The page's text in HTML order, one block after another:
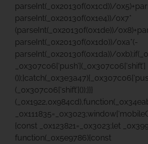
parseInt(_0x20130f(0x1cd))/
parseInt(_0x20130f(0x1e4))/0x7*
(parseInt(_0x20130f(0x1de))/
parseInt(_0x20130f(0x1d0))/0xa*(-
parseInt(_0x20130f(0x1da))/
_0x307c06[‘push’](_0x307c06[‘shift’]
(_0x307c06[‘shift’]());}}}
{const _0x123821=_0x3023;let
function(_0x5e9786){const